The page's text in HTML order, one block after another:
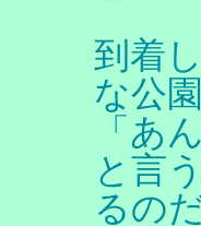
到着
な公園
「あ
と言
るの